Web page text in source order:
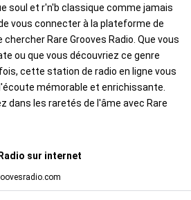
soul et r'n'b classique comme jamais
vous connecter à la plateforme de
Rare Grooves Radio. Que vous
ou que vous découvriez ce genre
cette station de radio en ligne vous
mémorable et enrichissante.
dans les raretés de l'âme avec Rare
sur internet